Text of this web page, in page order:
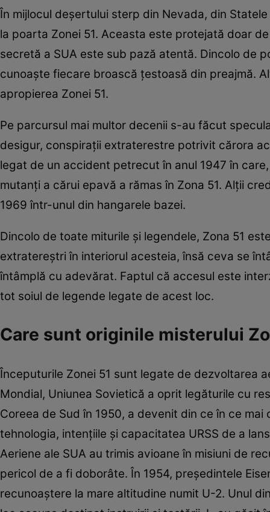
În mijlocul deşertului sterp din Nevada, din
la poarta Zonei 51. Aceasta este protejată doar
secretă a SUA este sub pază atentă. Dincolo de
cunoaşte fiecare broască ţestoasă din preajmă.
apropierea Zonei 51.
Pe parcursul mai multor decenii s-au făcut
desigur, conspiraţii extraterestre potrivit cărora
legat de un accident petrecut în anul 1947 în
mutanţi a cărui epavă a rămas în Zona 51. Alţii
1969 într-unul din hangarele bazei.
Dincolo de toate miturile şi legendele, Zona 51
extratereştri în interiorul acesteia, însă ceva se
întâmplă cu adevărat. Faptul că accesul este
tot soiul de legende legate de acest loc.
Care sunt originile misterului
Începuturile Zonei 51 sunt legate de dezvoltarea
Mondial, Uniunea Sovietică a oprit legăturile cu
Coreea de Sud în 1950, a devenit din ce în ce
tehnologia, intenţiile şi capacitatea URSS de a
Aeriene ale SUA au trimis avioane în misiuni de
pericol de a fi doborâte. În 1954, preşedintele
recunoaştere la mare altitudine numit U-2. Unul